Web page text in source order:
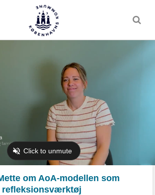
om AoA-modellen som
refleksionsværktøj